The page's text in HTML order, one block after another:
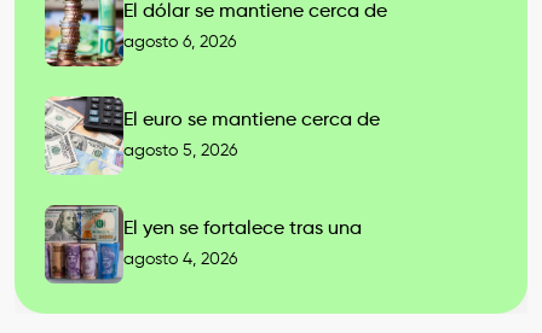
El dólar se mantiene cerca de
agosto 6, 2026
El euro se mantiene cerca de
agosto 5, 2026
El yen se fortalece tras una
agosto 4, 2026